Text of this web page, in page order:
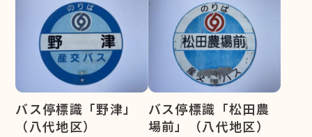
バス停標識「野津」
（八代地区）
バス停標識「松田農
場前」（八代地区）